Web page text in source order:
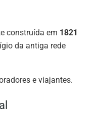
construída em 1821
da antiga rede
e viajantes.